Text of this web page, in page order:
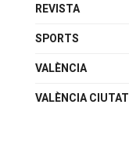
REVISTA
SPORTS
VALÈNCIA
VALÈNCIA CIUTAT